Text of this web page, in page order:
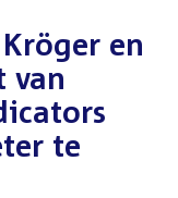
en
van
te